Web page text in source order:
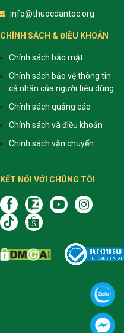
info@thuocdantoc.org
CHÍNH SÁCH & ĐIỀU KHOẢN
Chính sách bảo mật
Chính sách bảo vệ thông tin
cá nhân của người tiêu dùng
Chính sách quảng cáo
Chính sách và điều khoản
Chính sách vận chuyển
KẾT NỐI VỚI CHÚNG TÔI